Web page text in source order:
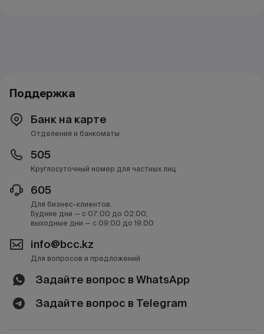
Поддержка
Банк на карте
Отделения и банкоматы
505
Круглосуточный номер для частных лиц
605
Для бизнес-клиентов.
Будние дни — с 07:00 до 02:00;
выходные дни — с 09:00 до 19:00
info@bcc.kz
Для вопросов и предложений
Задайте вопрос в WhatsApp
Задайте вопрос в Telegram